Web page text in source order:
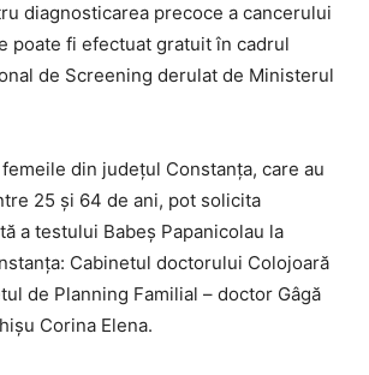
diagnosticarea precoce a cancerului
poate fi efectuat gratuit în cadrul
de Screening derulat de Ministerul
femeile din județul Constanța, care au
25 și 64 de ani, pot solicita
a testului Babeș Papanicolau la
Cabinetul doctorului Colojoară
de Planning Familial – doctor Gâgă
Corina Elena.